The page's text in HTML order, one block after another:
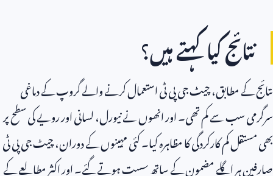
نتائج کیا کہتے ہیں؟
نتائج کے مطابق، چیٹ جی پی ٹی استعمال کرنے والے گروپ کے دماغی
سرگرمی سب سے کم تھی۔ اور انھوں نے نیورل، لسانی اور رویے کی سطح پر
بھی مستقل کم کارکردگی کا مظاہرہ کیا۔ کئی مہینوں کے دوران، چیٹ جی پی ٹی
صارفین ہر اگلے مضمون کے ساتھ سست ہوتے گئے۔ اور اکثر مطالعے کے